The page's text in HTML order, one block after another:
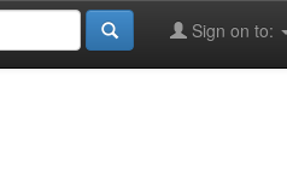
Sign on to: